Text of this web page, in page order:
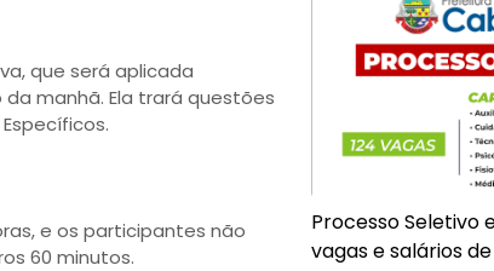
que será aplicada
manhã. Ela trará questões
e os participantes não
60 minutos.
Processo Seletivo
vagas e salários